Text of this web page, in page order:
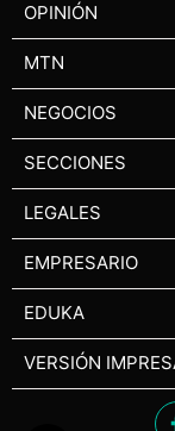
OPINIÓN
MTN
NEGOCIOS
SECCIONES
LEGALES
EMPRESARIO
EDUKA
VERSIÓN